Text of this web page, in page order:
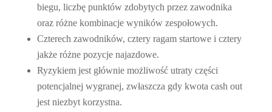
biegu, liczbę punktów zdobytych przez zawodnika
oraz różne kombinacje wyników zespołowych.
Czterech zawodników, cztery ragam startowe i cztery
jakże różne pozycje najazdowe.
Ryzykiem jest głównie możliwość utraty części
potencjalnej wygranej, zwłaszcza gdy kwota cash out
jest niezbyt korzystna.